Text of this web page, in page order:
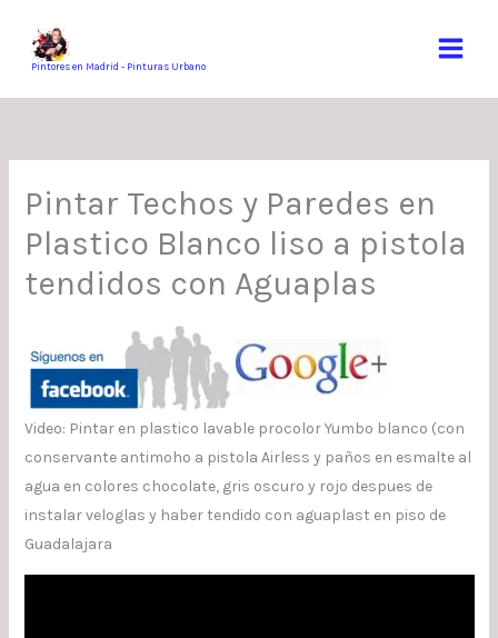
contenidoPintores en Madrid - Pinturas Urbano
Pintar Techos y Paredes en
Plastico Blanco liso a pistola
tendidos con Aguaplas
Video: Pintar en plastico lavable procolor Yumbo blanco (con
conservante antimoho a pistola Airless y paños en esmalte al
agua en colores chocolate, gris oscuro y rojo despues de
instalar veloglas y haber tendido con aguaplast en piso de
Guadalajara